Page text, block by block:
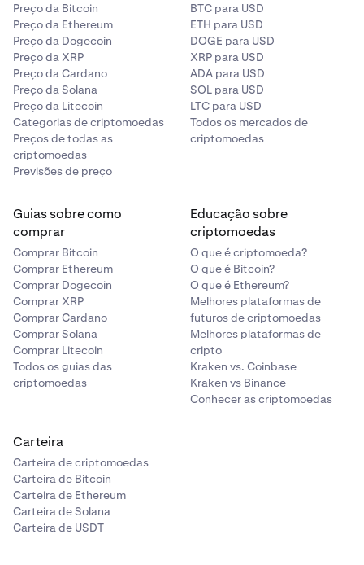
Preço da Bitcoin
Preço da Ethereum
Preço da Dogecoin
Preço da XRP
Preço da Cardano
Preço da Solana
Preço da Litecoin
Categorias de criptomoedas
Preços de todas as
criptomoedas
Previsões de preço
BTC para USD
ETH para USD
DOGE para USD
XRP para USD
ADA para USD
SOL para USD
LTC para USD
Todos os mercados de
criptomoedas
Guias sobre como
comprar
Comprar Bitcoin
Comprar Ethereum
Comprar Dogecoin
Comprar XRP
Comprar Cardano
Comprar Solana
Comprar Litecoin
Todos os guias das
criptomoedas
Educação sobre
criptomoedas
O que é criptomoeda?
O que é Bitcoin?
O que é Ethereum?
Melhores plataformas de
futuros de criptomoedas
Melhores plataformas de
cripto
Kraken vs. Coinbase
Kraken vs Binance
Conhecer as criptomoedas
Carteira
Carteira de criptomoedas
Carteira de Bitcoin
Carteira de Ethereum
Carteira de Solana
Carteira de USDT